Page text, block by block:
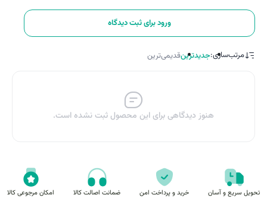
ورود برای ثبت دیدگاه
مرتب‌سازی:جدیدترینقدیمی‌ترین
هنوز دیدگاهی برای این محصول ثبت نشده است.
تحویل سریع و آسان خرید و پرداخت امن ضمانت اصالت کالا امکان مرجوعی کالا